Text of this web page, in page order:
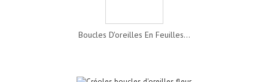
Boucles D'oreilles En Feuilles...